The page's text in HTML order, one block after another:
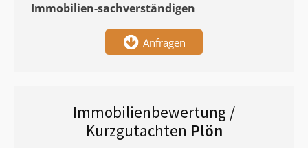
Immobilien-sachverständigen
Anfragen
Immobilienbewertung /
Kurzgutachten Plön